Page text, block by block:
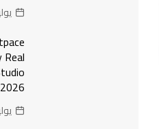
يوليو
يوليو